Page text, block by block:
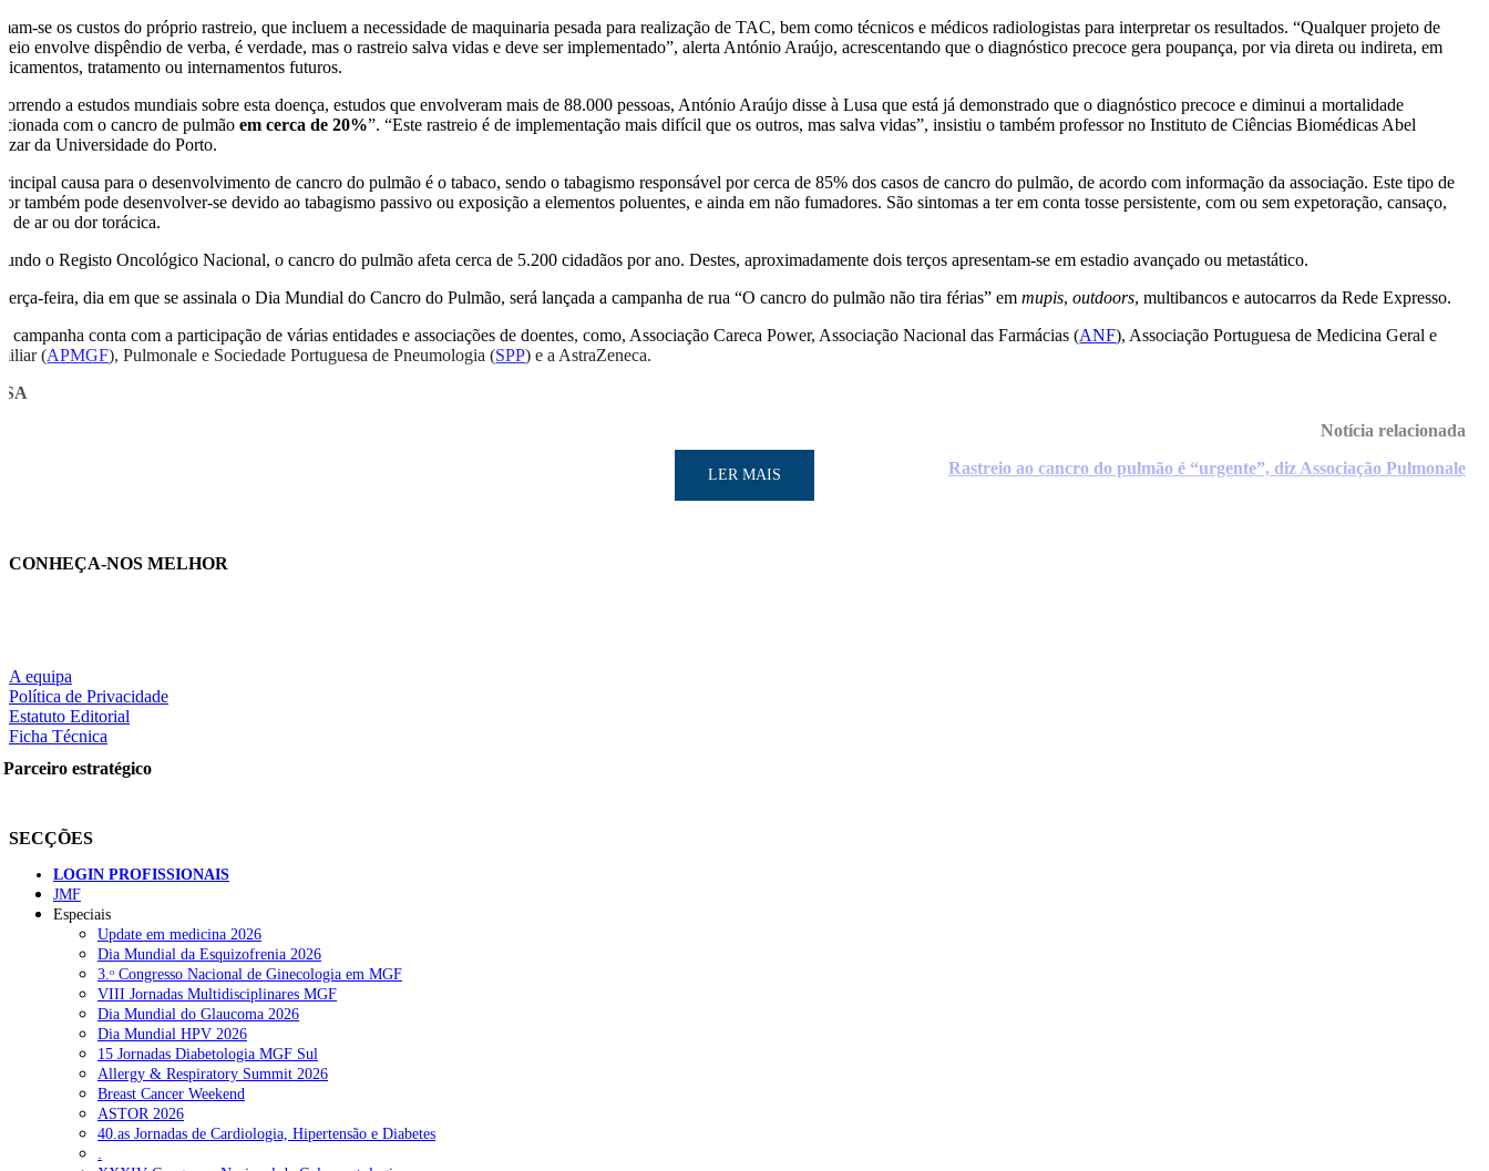
se os custos do próprio rastreio, que incluem a necessidade de maquinaria pesada para realização de TAC, bem como técnicos e médicos radiologistas para interpretar os resultados. “Qualquer projeto de
envolve dispêndio de verba, é verdade, mas o rastreio salva vidas e deve ser implementado”, alerta António Araújo, acrescentando que o diagnóstico precoce gera poupança, por via direta ou indireta, em
tratamento ou internamentos futuros.
a estudos mundiais sobre esta doença, estudos que envolveram mais de 88.000 pessoas, António Araújo disse à Lusa que está já demonstrado que o diagnóstico precoce e diminui a mortalidade
com o cancro de pulmãoem cerca de 20%”. “Este rastreio é de implementação mais difícil que os outros, mas salva vidas”, insistiu o também professor no Instituto de Ciências Biomédicas Abel
da Universidade do Porto.
causa para o desenvolvimento de cancro do pulmão é o tabaco, sendo o tabagismo responsável por cerca de 85% dos casos de cancro do pulmão, de acordo com informação da associação. Este tipo de
também pode desenvolver-se devido ao tabagismo passivo ou exposição a elementos poluentes, e ainda em não fumadores. São sintomas a ter em conta tosse persistente, com ou sem expetoração, cansaço,
de ar ou dor torácica.
o Registo Oncológico Nacional, o cancro do pulmão afeta cerca de 5.200 cidadãos por ano. Destes, aproximadamente dois terços apresentam-se em estadio avançado ou metastático.
terça-feira, dia em que se assinala o Dia Mundial do Cancro do Pulmão, será lançada a campanha de rua “O cancro do pulmão não tira férias” emmupis,outdoors, multibancos e autocarros da Rede Expresso.
campanha conta com a participação de várias entidades e associações de doentes, como, Associação Careca Power, Associação Nacional das Farmácias (ANF), Associação Portuguesa de Medicina Geral e
(APMGF), Pulmonale e Sociedade Portuguesa de Pneumologia (SPP) e a AstraZeneca.
Notícia relacionada
Rastreio ao cancro do pulmão é “urgente”, diz Associação Pulmonale
nas redes sociais:
RECENTES
Sindicato diz que nova carreira de médicos dentistas reforça estabilidade no SNS
Mais de 400 utentes beneficiaram de comparticipação reforçada para tratamentos de infertilidade na Madeira
Sindicato acusa ULS São João de negar direitos de parentalidade aos médicos
LER MAIS
CONHEÇA-NOS MELHOR
A equipa
Política de Privacidade
Estatuto Editorial
Ficha Técnica
Parceiro estratégico
SECÇÕES
LOGIN PROFISSIONAIS
JMF
Especiais
Update em medicina 2026
Dia Mundial da Esquizofrenia 2026
3.ᵒ Congresso Nacional de Ginecologia em MGF
VIII Jornadas Multidisciplinares MGF
Dia Mundial do Glaucoma 2026
Dia Mundial HPV 2026
15 Jornadas Diabetologia MGF Sul
Allergy & Respiratory Summit 2026
Breast Cancer Weekend
ASTOR 2026
40.as Jornadas de Cardiologia, Hipertensão e Diabetes
.